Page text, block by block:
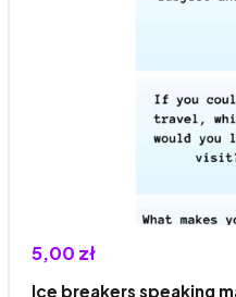
5,00 zł
Ice breakers speaking